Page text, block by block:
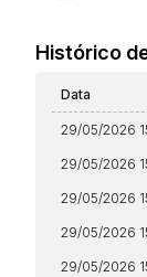
Histórico
Data
29/05/2026
29/05/2026
29/05/2026
29/05/2026
29/05/2026